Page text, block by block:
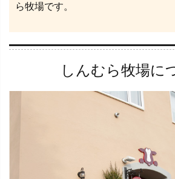
ら牧場です。
しんむら牧場に